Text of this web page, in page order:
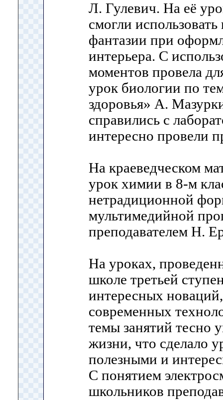
Л. Гулевич. На её
смогли использовать
фантазии при
интерьера. С
моментов провела
урок биологии по
здоровья» А.
справились с
интересно провели
На краеведческом
урок химии в 8-м
нетрадиционной
мультимедийной
преподавателем Н.
На уроках,
школе третьей
интересных
современных
темы занятий тесно
жизни, что сделало
полезными и
С понятием
школьников